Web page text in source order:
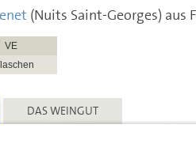
(Nuits Saint-Georges) aus
VE
DAS WEINGUT